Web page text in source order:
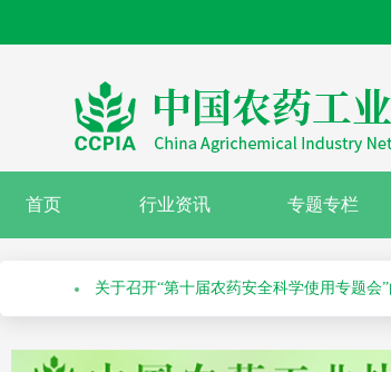
首页 行业资讯 专题专栏
绿色高质量农药产品报送指南
关于举办第七十一届系列作物解决方案会